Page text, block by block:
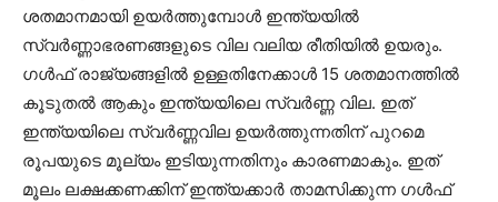
ശതമാനമായി ഉയർത്തുമ്പോൾ ഇന്ത്യയിൽ
സ്വർണ്ണാഭരണങ്ങളുടെ വില വലിയ രീതിയിൽ ഉയരും.
ഗൾഫ് രാജ്യങ്ങളിൽ ഉള്ളതിനേക്കാൾ 15 ശതമാനത്തിൽ
കൂടുതൽ ആകും ഇന്ത്യയിലെ സ്വർണ്ണ വില. ഇത്
ഇന്ത്യയിലെ സ്വർണ്ണവില ഉയർത്തുന്നതിന് പുറമെ
രൂപയുടെ മൂല്യം ഇടിയുന്നതിനും കാരണമാകും. ഇത്
മൂലം ലക്ഷക്കണക്കിന് ഇന്ത്യക്കാർ താമസിക്കുന്ന ഗൾഫ്